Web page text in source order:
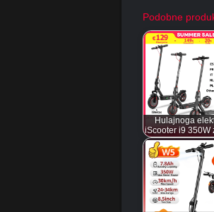
Podobne
Hulajnoga
iScooter i9